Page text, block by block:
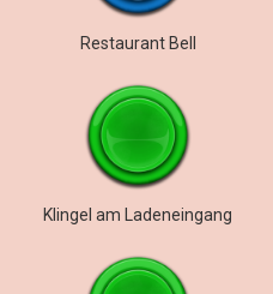
Restaurant Bell
Klingel am Ladeneingang